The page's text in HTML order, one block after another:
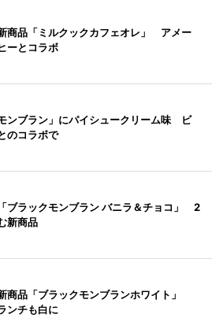
商品「ミルクックカフェオレ」 アメー
ーとコラボ
ンブラン」にパイシュークリーム味 ビ
のコラボで
ブラックモンブラン バニラ＆チョコ」 2
新商品
商品「ブラックモンブランホワイト」
ンチも白に